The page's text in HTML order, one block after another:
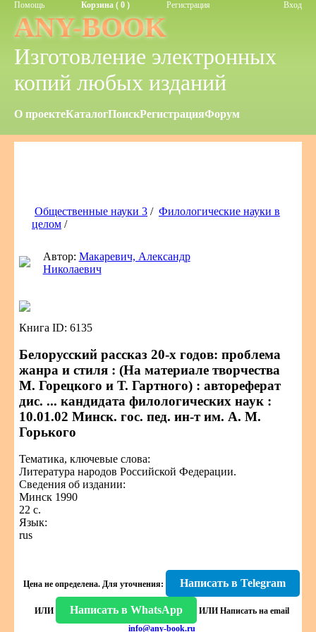
Помощь Корзина ( 0 ) Регистрация Вход
ANY-BOOK
Изготовление электронных
копий любых изданий
О проектеКаталогПоискРегистрацияФорум
Общественные науки 3 / Филологические науки в
целом /
Автор: Макаревич, Александр
Николаевич
Книга ID: 6135
Белорусский рассказ 20-х годов: проблема
жанра и стиля : (На материале творчества
М. Горецкого и Т. Гартного) : автореферат
дис. ... кандидата филологических наук :
10.01.02 Минск. гос. пед. ин-т им. А. М.
Горького
Тематика, ключевые слова:
Литература народов Российской Федерации.
Сведения об издании:
Минск 1990
22 с.
Язык:
rus
Цена не определена. Для уточнения: Написать в Telegram
ИЛИ Написать в WhatsApp ИЛИ Написать на email
info@any-book.ru